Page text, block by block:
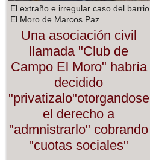
El extraño e irregular caso del barrio
El Moro de Marcos Paz
Una asociación civil
llamada "Club de
Campo El Moro" habría
decidido
"privatizalo"otorgandose
el derecho a
"admnistrarlo" cobrando
"cuotas sociales"